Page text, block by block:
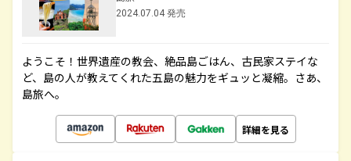
2024.07.04 発売
ようこそ！世界遺産の教会、絶品島ごはん、古民家ステイな
ど、島の人が教えてくれた五島の魅力をギュッと凝縮。さあ、
島旅へ。
詳細を見る